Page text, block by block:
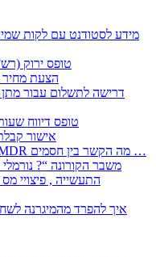
טופס ירוק (רש”ל 18) בקשה להוצאת
2352 – הצעת
2356 – טופס
2357 –
– לבעלי עסקים ובעולם העבודה EMDR מה הקשר בין חסמים …
– משבר הקורונה “? נורמלי החדש ”